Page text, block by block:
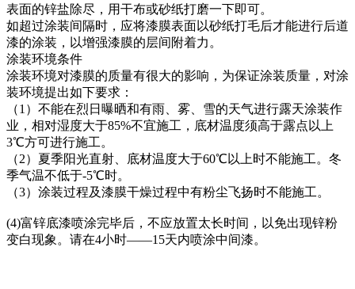
表面的锌盐除尽，用干布或砂纸打磨一下即可。
如超过涂装间隔时，应将漆膜表面以砂纸打毛后才能进行后道
漆的涂装，以增强漆膜的层间附着力。
涂装环境条件
涂装环境对漆膜的质量有很大的影响，为保证涂装质量，对涂
装环境提出如下要求：
（1）不能在烈日曝晒和有雨、雾、雪的天气进行露天涂装作
业，相对湿度大于85%不宜施工，底材温度须高于露点以上
3℃方可进行施工。
（2）夏季阳光直射、底材温度大于60℃以上时不能施工。冬
季气温不低于-5℃时。
（3）涂装过程及漆膜干燥过程中有粉尘飞扬时不能施工。
(4)富锌底漆喷涂完毕后，不应放置太长时间，以免出现锌粉
变白现象。请在4小时——15天内喷涂中间漆。